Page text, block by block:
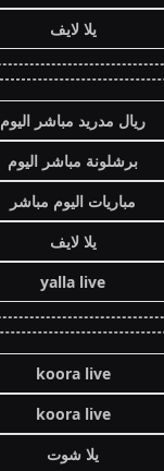
يلا لايف
ريال مدريد مباشر اليوم
برشلونة مباشر اليوم
مباريات اليوم مباشر
يلا لايف
yalla live
koora live
koora live
يلا شوت